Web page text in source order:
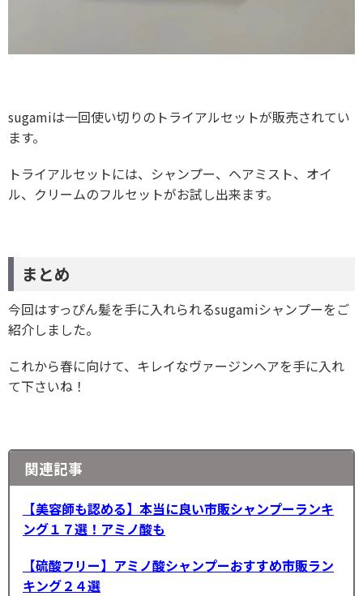
sugamiは一回使い切りのトライアルセットが販売されてい
ます。
トライアルセットには、シャンプー、ヘアミスト、オイ
ル、クリームのフルセットがお試し出来ます。
まとめ
今回はすっぴん髪を手に入れられるsugamiシャンプーをご
紹介しました。
これから春に向けて、キレイなヴァージンヘアを手に入れ
て下さいね！
関連記事
【美容師も認める】本当に良い市販シャンプーランキ
ング１７選！アミノ酸も
【硫酸フリー】アミノ酸シャンプーおすすめ市販ラン
キング２４選